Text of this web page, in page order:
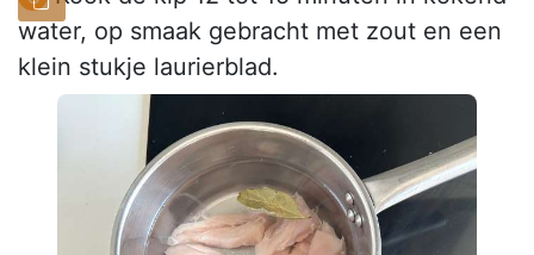
water, op smaak gebracht met zout en een
klein stukje laurierblad.